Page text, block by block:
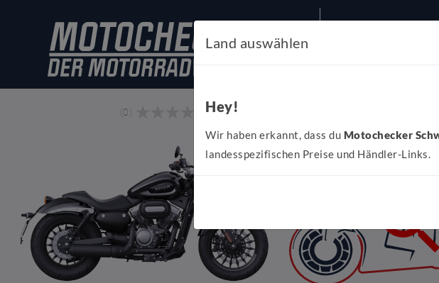
(0)
Land auswählen
Hey!
Wir haben erkannt, dass du Motochecker
landesspezifischen Preise und Händler-Links.